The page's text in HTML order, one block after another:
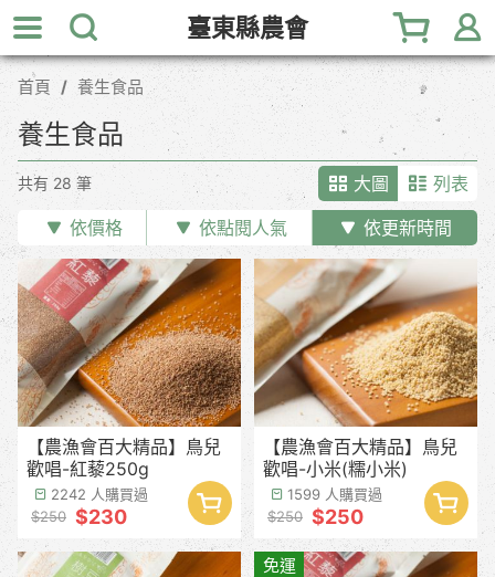
跳
到
主
內
臺東縣農會
首頁 養生食品
養生食品
共有 28 筆
依價格 依點閱人氣 依更新時間
大圖 列表
【農漁會百大精品】鳥兒
歡唱-紅藜250g
2242 人購買過
$250 $230
【農漁會百大精品】鳥兒
歡唱-小米(糯小米)
1599 人購買過
$250 $250
免運